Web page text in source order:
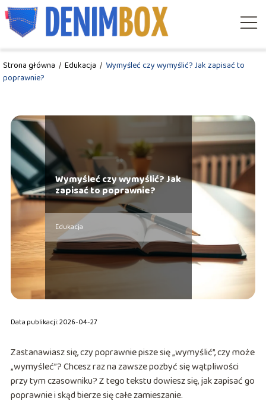
Strona główna / Edukacja / Wymyśleć czy wymyślić? Jak zapisać to
poprawnie?
Wymyśleć czy wymyślić? Jak
zapisać to poprawnie?
Edukacja
Data publikacji: 2026-04-27
Zastanawiasz się, czy poprawnie pisze się „wymyślić”, czy może
„wymyśleć”? Chcesz raz na zawsze pozbyć się wątpliwości
przy tym czasowniku? Z tego tekstu dowiesz się, jak zapisać go
poprawnie i skąd bierze się całe zamieszanie.